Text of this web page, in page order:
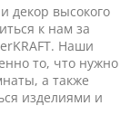
декор высокого
к нам за
Наши
то, что нужно
а также
изделиями и